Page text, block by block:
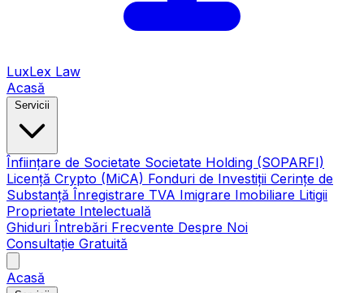
LuxLex Law
Acasă
Înființare de Societate Societate Holding (SOPARFI)
Licență Crypto (MiCA) Fonduri de Investiții Cerințe de
Substanță Înregistrare TVA Imigrare Imobiliare Litigii
Proprietate Intelectuală
Ghiduri Întrebări Frecvente Despre Noi
Consultație Gratuită
Acasă